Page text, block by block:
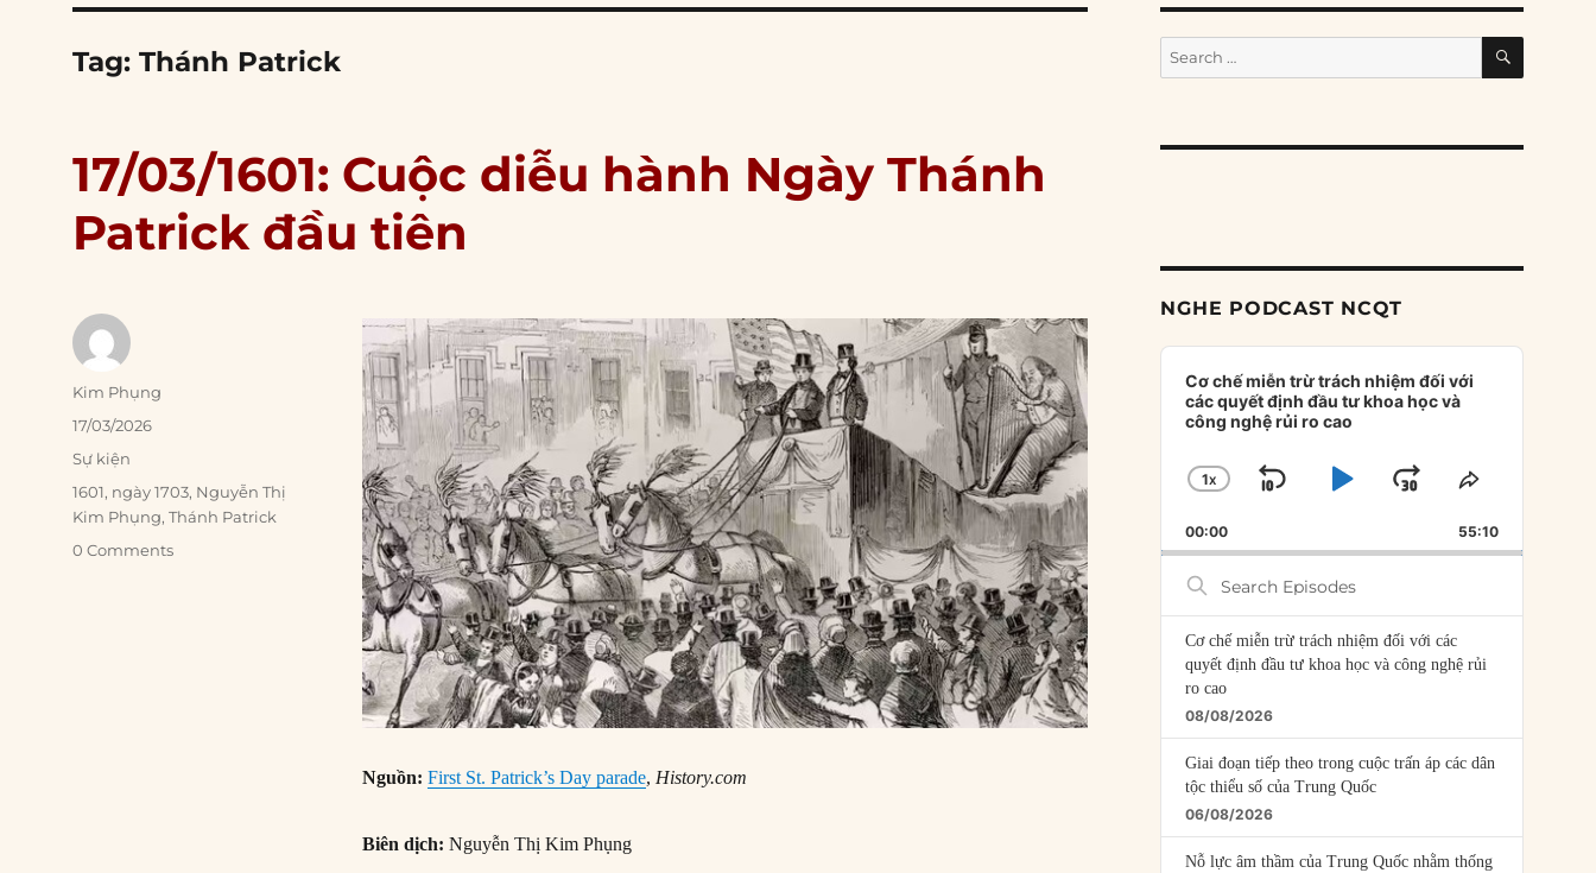
Tag:Thánh Patrick
17/03/1601: Cuộc diễu hành Ngày Thánh
Patrick đầu tiên
Nguồn:First St. Patrick’s Day parade, History.com
Biên dịch: Nguyễn Thị Kim Phụng
Author
Kim Phụng
Posted
17/03/2026
Categories
Sự kiện
Tags
1601, ngày 1703, Nguyễn Thị
Kim Phụng,Thánh Patrick
0 Comments
Search
for:
SEARCH
NGHE PODCAST NCQT
Audio
Player
Cơ chế miễn trừ trách nhiệm đối với
các quyết định đầu tư khoa học và
công nghệ rủi ro cao
CHANGE
RATE
1X
SKIP
BACKWARD
PLAYJUMP
FORWARD
SHARE
EPISODE
00:00 55:10
Search
Episodes
Cơ chế miễn trừ trách nhiệm đối với các
quyết định đầu tư khoa học và công nghệ rủi
ro cao
08/08/2026
Giai đoạn tiếp theo trong cuộc trấn áp các dân
tộc thiểu số của Trung Quốc
06/08/2026
Nỗ lực âm thầm của Trung Quốc nhằm thống